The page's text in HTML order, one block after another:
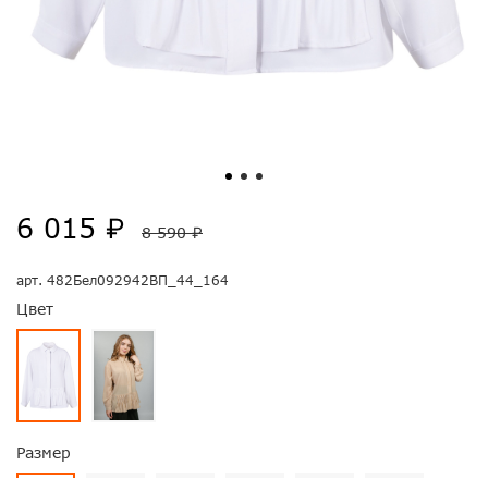
арт. 482Бел092942ВП_44_164
Цвет
Размер
6 015 ₽ 8 590 ₽